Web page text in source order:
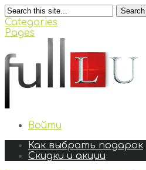
Search
Categories
Pages
Войти
Как выбрать подарок
Скидки и акции